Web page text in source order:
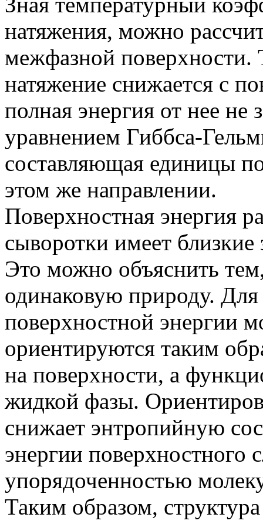
натяжения, можно
межфазной поверхности.
натяжение снижается с
полная энергия от нее не
уравнением Гиббса-
составляющая единицы
этом же направлении.
Поверхностная энергия
сыворотки имеет
Это можно объяснить
одинаковую природу.
поверхностной энергии
ориентируются таким
на поверхности, а
жидкой фазы.
снижает энтропийную
энергии поверхностного
упорядоченностью
Таким образом,